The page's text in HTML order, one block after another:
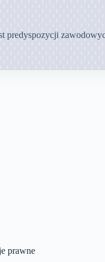
predyspozycji
prawne